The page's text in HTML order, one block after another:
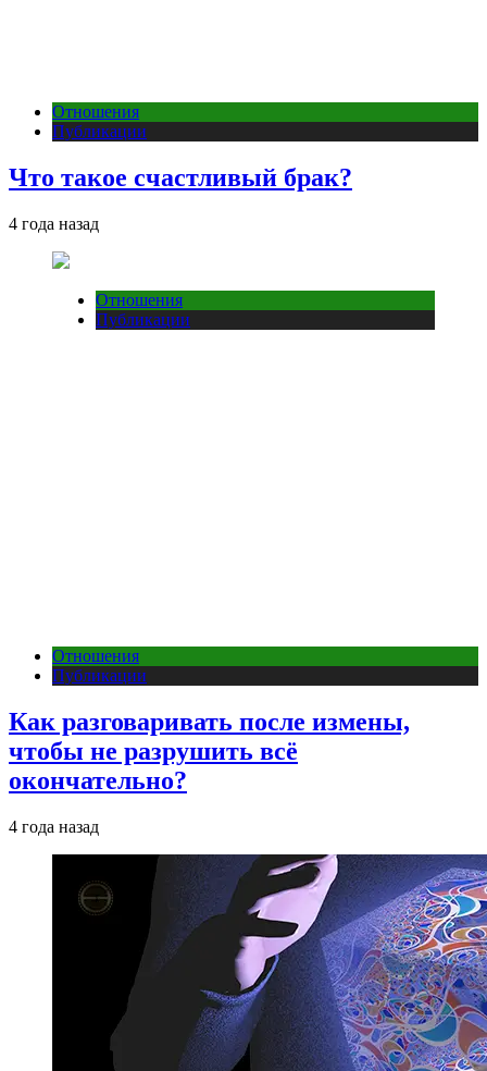
Отношения
Публикации
Что такое счастливый брак?
4 года назад
Отношения
Публикации
Отношения
Публикации
Как разговаривать после измены,
чтобы не разрушить всё
окончательно?
4 года назад